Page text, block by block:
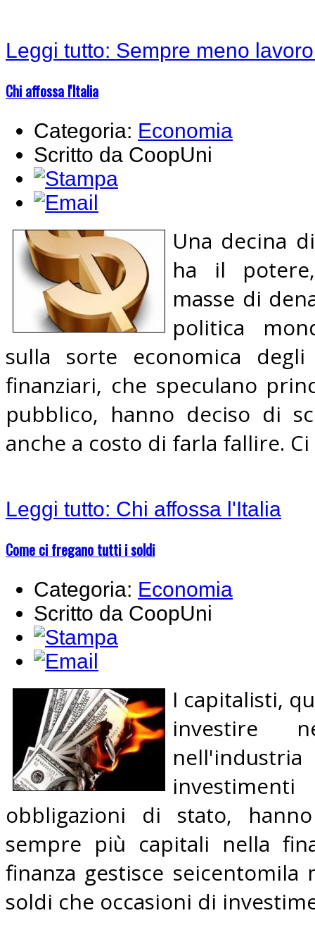
Leggi tutto: Sempre meno
Chi affossa l'Italia
Categoria: Economia
Scritto da CoopUni
Una decina
ha il
masse di
politica
sulla sorte economica
finanziari, che speculano
pubblico, hanno deciso di
anche a costo di farla fallire.
Leggi tutto: Chi affossa l'Italia
Come ci fregano tutti i soldi
Categoria: Economia
Scritto da CoopUni
I capitalisti,
investire
obbligazioni di stato,
sempre più capitali nella
finanza gestisce
soldi che occasioni di